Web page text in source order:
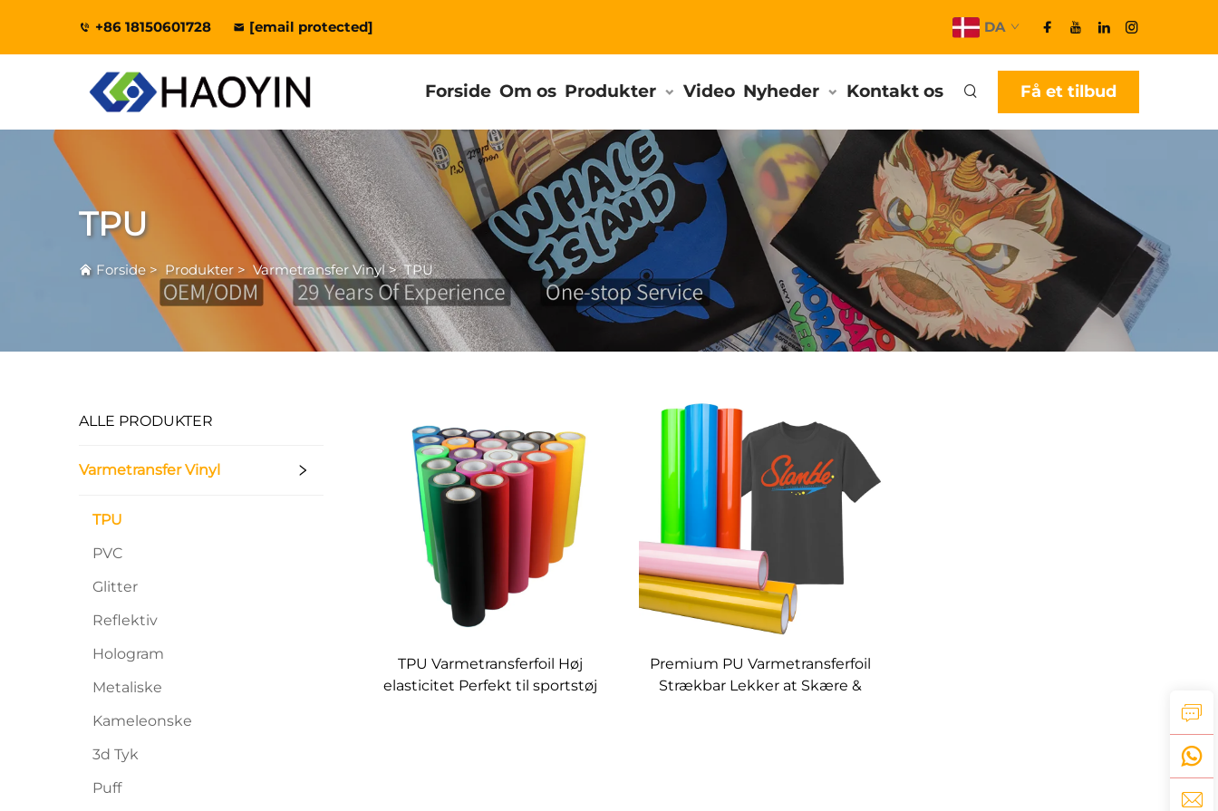
+86 18150601728 [email protected] DA
Forside Om os Produkter Video Nyheder Kontakt os Få et tilbud
TPU
Forside > Produkter > Varmetransfer Vinyl>TPU
ALLE PRODUKTER
Varmetransfer Vinyl
TPU
PVC
Glitter
Reflektiv
Hologram
Metaliske
Kameleonske
3d Tyk
Puff
TPU Varmetransferfoil Høj
elasticitet Perfekt til sportstøj
Premium PU Varmetransferfoil
Strækbar Lekker at Skære &